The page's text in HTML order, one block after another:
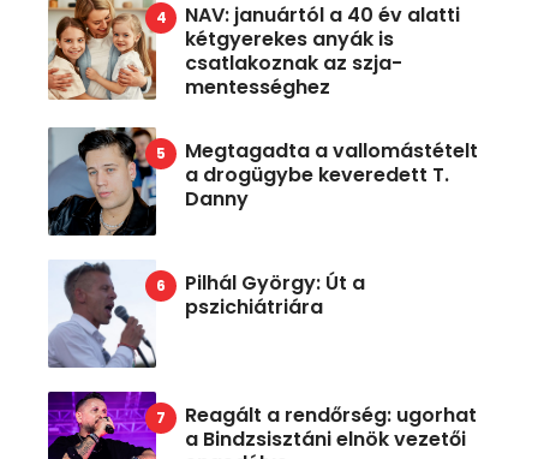
NAV: januártól a 40 év alatti
kétgyerekes anyák is
csatlakoznak az szja-
mentességhez
Megtagadta a vallomástételt
a drogügybe keveredett T.
Danny
Pilhál György: Út a
pszichiátriára
Reagált a rendőrség: ugorhat
a Bindzsisztáni elnök vezetői